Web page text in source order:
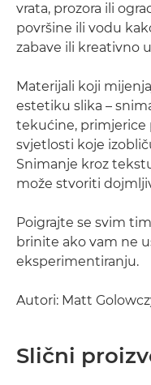
vrata, prozora ili
površine ili vodu
zabave ili kreativno
Materijali koji
estetiku slika –
tekućine, primjerice
svjetlosti koje
Snimanje kroz
može stvoriti
Poigrajte se svim
brinite ako vam ne
eksperimentiranju.
Autori: Matt
Slični